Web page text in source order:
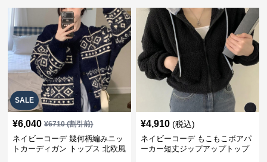
SALE
¥6,040 ¥6710(割引前)
ネイビーコーデ 幾何柄編みニッ
トカーディガン トップス 北欧風
¥4,910 (税込)
ネイビーコーデ もこもこボアパ
ーカー短丈ジップアップトップ